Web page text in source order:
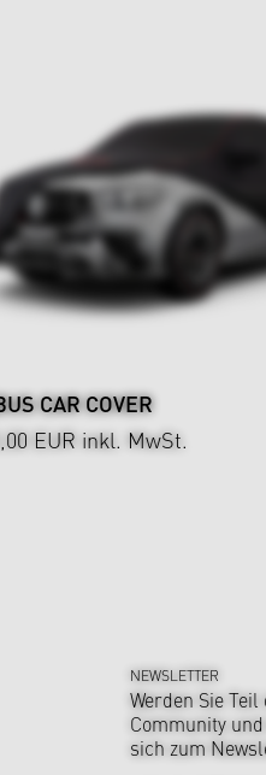
CAR COVER
EUR inkl. MwSt.
NEWSLETTER
Werden Sie
Community
sich zum